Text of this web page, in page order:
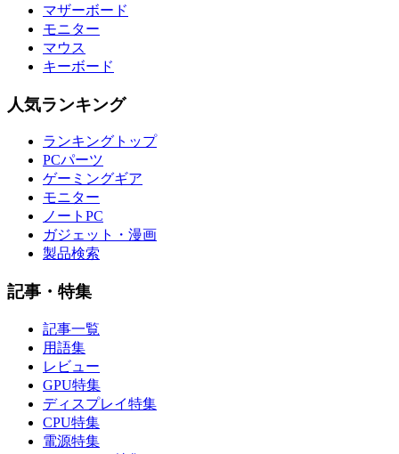
マザーボード
モニター
マウス
キーボード
人気ランキング
ランキングトップ
PCパーツ
ゲーミングギア
モニター
ノートPC
ガジェット・漫画
製品検索
記事・特集
記事一覧
用語集
レビュー
GPU特集
ディスプレイ特集
CPU特集
電源特集